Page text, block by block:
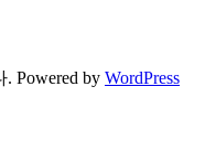
Powered by WordPress